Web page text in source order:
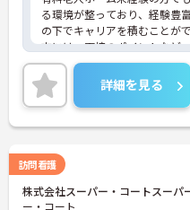
る環境が整っており、経験豊
の下でキャリアを積むことが
方には、面接のポイントなど
しますのでお気軽にご相談く
詳細を見る
訪問看護
株式会社スーパー・コートスーパ
ー・コート